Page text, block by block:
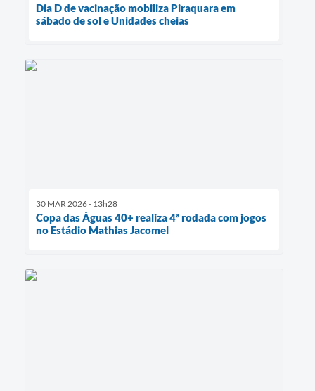
Dia D de vacinação mobiliza Piraquara em
sábado de sol e Unidades cheias
30 MAR 2026 - 13h28
Copa das Águas 40+ realiza 4ª rodada com jogos
no Estádio Mathias Jacomel